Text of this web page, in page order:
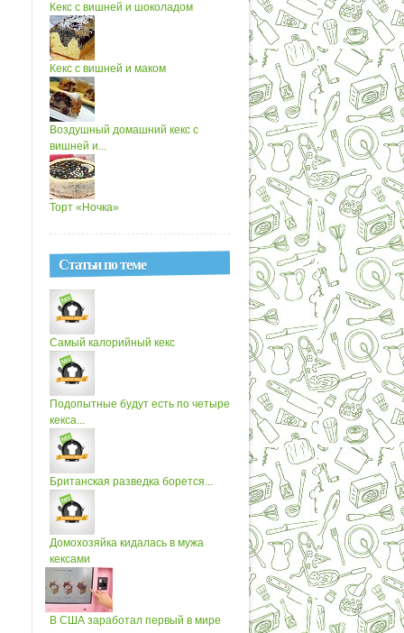
Кекс с вишней и шоколадом
Кекс с вишней и маком
Воздушный домашний кекс с
вишней и...
Торт «Ночка»
Статьи по теме
Самый калорийный кекс
Подопытные будут есть по четыре
кекса...
Британская разведка борется...
Домохозяйка кидалась в мужа
кексами
В США заработал первый в мире